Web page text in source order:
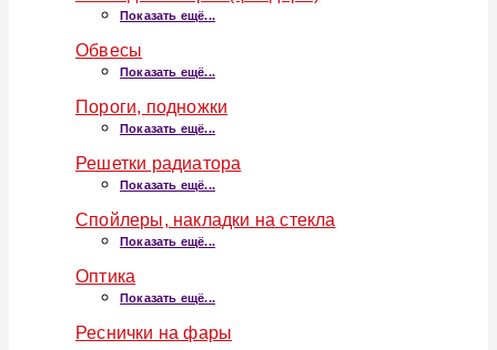
Показать ещё...
Обвесы
Показать ещё...
Пороги, подножки
Показать ещё...
Решетки радиатора
Показать ещё...
Спойлеры, накладки на стекла
Показать ещё...
Оптика
Показать ещё...
Реснички на фары